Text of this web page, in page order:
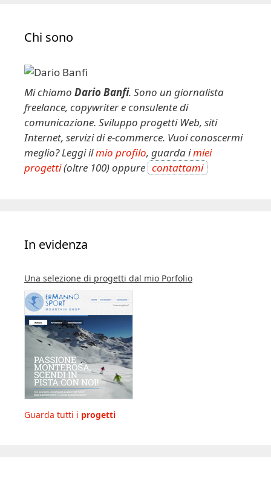
Chi sono
Mi chiamo Dario Banfi. Sono un giornalista
freelance, copywriter e consulente di
comunicazione. Sviluppo progetti Web, siti
Internet, servizi di e-commerce. Vuoi conoscermi
meglio? Leggi ilmio profilo, guarda imiei
progetti(oltre 100) oppure contattami
In evidenza
Una selezione di progetti dal mio Porfolio
Guarda tutti i progetti